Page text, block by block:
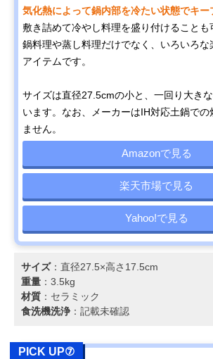
気化熱によって鍋内部を冷たい状態でキー
敷き詰めて冷やし料理を盛り付けることも
鍋料理や蒸し料理だけでなく、いろいろな
アイテムです。
サイズは直径27.5cmの小と、一回り大き
います。なお、メーカーはIH対応土鍋で
ません。
Amazonで見る
楽天市場で見る
Yahoo!で見る
サイズ：直径27.5×高さ17.5cm
重量 ：3.5kg
材質 ：セラミック
食洗機洗浄 ：記載未確認
PICK UP⑦